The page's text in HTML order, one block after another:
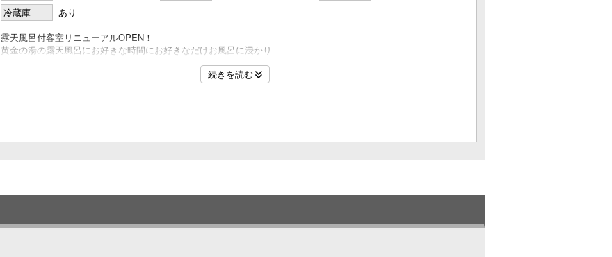
冷蔵庫
あり
露天風呂付客室リニューアルOPEN！
黄金の湯の露天風呂にお好きな時間にお好きなだけお風呂に浸かり
心身ともに癒されるひとときをお過ごしください。
□バストイレ別
□アメニティ：歯ブラシ・カミソリ・ヘアーブラシ・綿棒・ボディスポンジ・シャンプー・コンディショナー・ボデ
続きを読む